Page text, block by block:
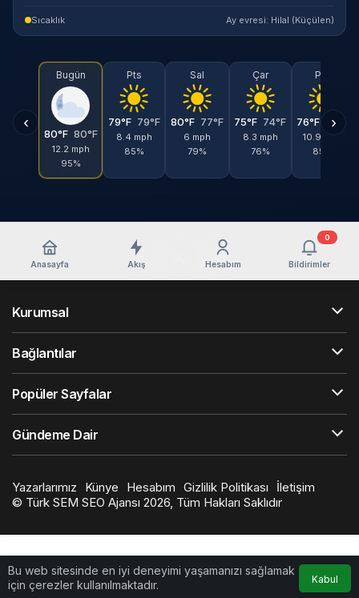
Sıcaklık Ay evresi: Hilal (Küçülen)
‹
Bugün
80°F 80°F
12.2 mph
95%
Pts
79°F 79°F
8.4 mph
85%
Sal
80°F 77°F
6 mph
79%
Çar
75°F 74°F
8.3 mph
76%
Per
76°F 75°F
10.9 mph
85%
›
Bu web sitesinde en iyi deneyimi yaşamanızı sağlamak
için çerezler kullanılmaktadır.
Kabul
Anasayfa Akış Hesabım Bildirimler
0
Kurumsal
Bağlantılar
Popüler Sayfalar
Gündeme Dair
Yazarlarımız Künye Hesabım Gizlilik Politikası
İletişim
© Türk SEM SEO Ajansı 2026, Tüm Hakları Saklıdır